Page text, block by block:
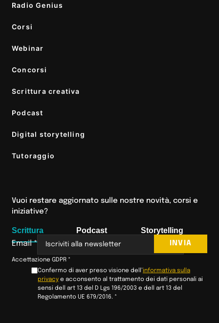
Radio Genius
Corsi
Webinar
Concorsi
Scrittura creativa
Podcast
Digital storytelling
Tutoraggio
Vuoi restare aggiornato sulle nostre novità, corsi e
iniziative?
Scrittura
Email*
Accettazione GDPR *
Confermo di aver preso visione dell’informativa sulla
privacy e acconsento al trattamento dei dati personali ai
sensi dell art 13 del D Lgs 196/2003 e dell art 13 del
Regolamento UE 679/2016. *
INVIA
Podcast Storytelling